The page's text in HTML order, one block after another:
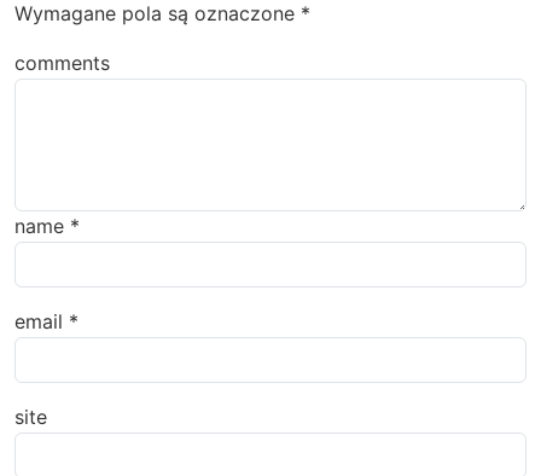
Wymagane pola są oznaczone *
comments
name *
email *
site